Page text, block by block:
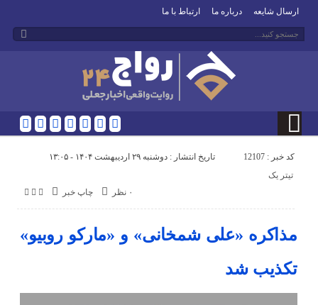
ارسال شایعه درباره ما ارتباط با ما
کد خبر : 12107 تاریخ انتشار : دوشنبه ۲۹ اردیبهشت ۱۴۰۴ - ۱۳:۰۵
چاپ خبر ۰ نظر
تیتر یک
مذاکره «علی شمخانی» و «مارکو روبیو»
تکذیب شد